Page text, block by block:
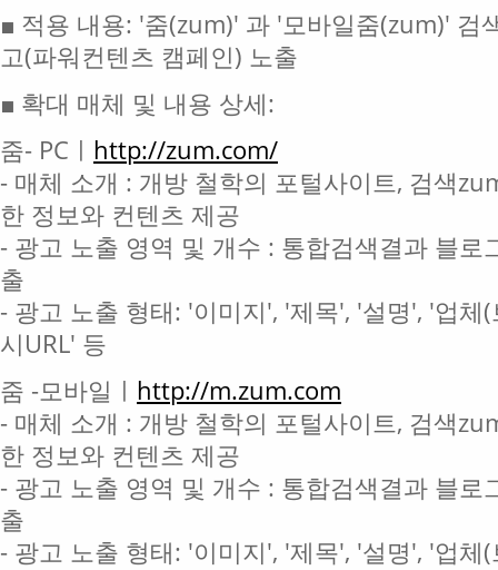
■ 적용 내용: '줌(zum)' 과 '모바일줌(zum)' 검
고(파워컨텐츠 캠페인) 노출
■ 확대 매체 및 내용 상세:
줌- PCㅣ http://zum.com/
- 매체 소개 : 개방 철학의 포털사이트, 검색
한 정보와 컨텐츠 제공
- 광고 노출 영역 및 개수 : 통합검색결과 블
출
- 광고 노출 형태: '이미지', '제목', '설명', '업체
시URL' 등
줌 -모바일ㅣ http://m.zum.com
- 매체 소개 : 개방 철학의 포털사이트, 검색
한 정보와 컨텐츠 제공
- 광고 노출 영역 및 개수 : 통합검색결과 블
출
- 광고 노출 형태: '이미지', '제목', '설명', '업체